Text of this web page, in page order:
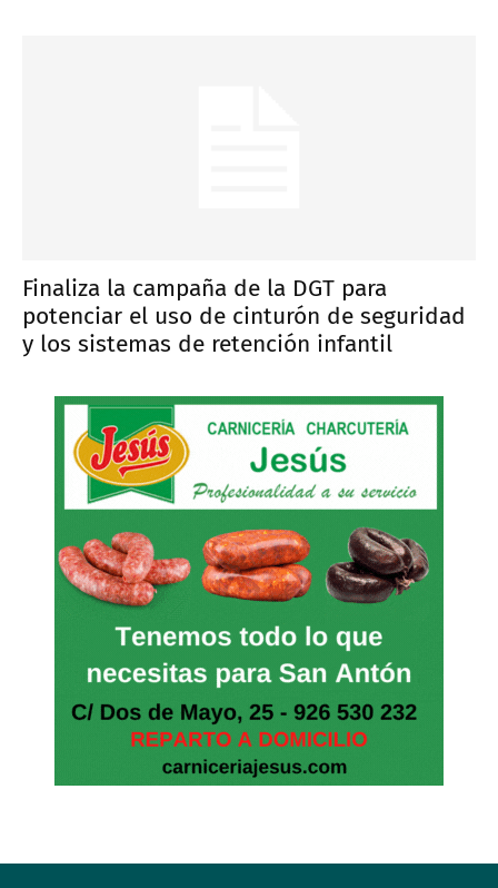
Finaliza la campaña de la DGT para
potenciar el uso de cinturón de seguridad
y los sistemas de retención infantil